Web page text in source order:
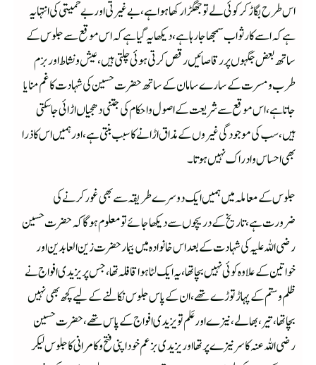
اس طرح بگاڑ کرکوئی لے تو جھگڑا رکھا ہوا ہے، بے غیرتی اور بے حمیتی کی انتہا یہ
ہے کہ اسے کار ثواب سمجھا جا رہا ہے، دیکھا یہ گیا ہے کہ اس موقع سے جلوس کے
ساتھ بعض جگہوں پر رقاصائیں رقص کرتی ہوئی چلتی ہیں، عیش ونشاط اور بزم
طرب ومسرت کے سارے سامان کے ساتھ حضرت حسین کی شہادت کا غم منایا
جاتا ہے، اس موقع سے شریعت کے اصول واحکام کی جتنی دھجیاں اڑائی جا سکتی
ہیں، سب کی موجودگی غیروں کے مذاق اڑانے کا سبب بنتی ہے، اور ہمیں اس کا ذرا
بھی احساس وادراک نہیں ہوتا۔
جلوس کے معاملہ میں ہمیں ایک دوسرے طریقہ سے بھی غور کرنے کی
ضرورت ہے، تاریخ کے دریچوں سے دیکھا جائے تو معلوم ہو گا کہ حضرت حسین
رضی اللہ علیہ کی شہادت کے بعد اس خانوادہ میں بیمار حضرت زین العابدین اور
خواتین کے علاوہ کوئی نہیں بچا تھا،یہ ایک لٹا ہوا قافلہ تھا، جس پریزیدی افواج نے
ظلم وستم کے پہاڑ توڑے تھے، ان کے پاس جلوس نکالنے کے لیے کچھ بھی نہیں
بچا تھا، تیر،بھالے، نیزے اورعَلم تو یزیدی افواج کے پاس تھے، حضرت حسین
رضی اللہ عنہ کا سر نیزے پر تھا اوریزیدی بزعم خود اپنی فتح وکامرانی کاجلوس لیکر